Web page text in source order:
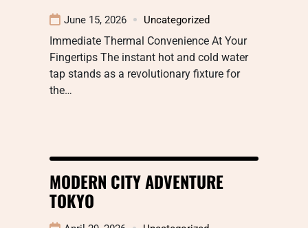
June 15, 2026 Uncategorized
Immediate Thermal Convenience At Your
Fingertips The instant hot and cold water
tap stands as a revolutionary fixture for
the…
MODERN CITY ADVENTURE
TOKYO